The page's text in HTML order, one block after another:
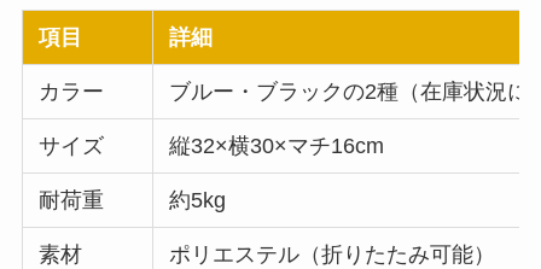
項目 詳細
カラー ブルー・ブラックの2種（在庫状況に
サイズ 縦32×横30×マチ16cm
耐荷重 約5kg
素材 ポリエステル（折りたたみ可能）